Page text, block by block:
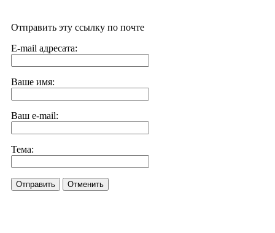
Отправить эту ссылку по почте
E-mail адресата:
Ваше имя:
Ваш e-mail:
Тема:
Отправить Отменить